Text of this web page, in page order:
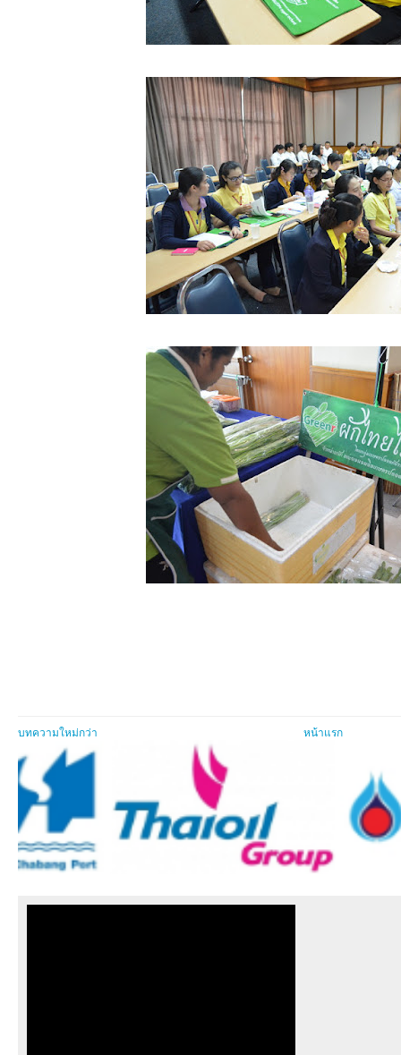
บทความใหม่กว่า หน้าแรก